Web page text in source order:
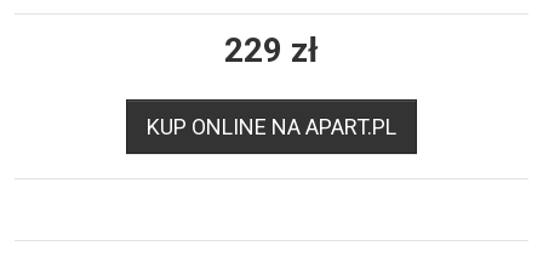
229 zł
KUP ONLINE NA APART.PL